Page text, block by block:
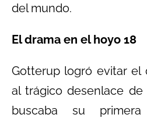
del mundo.
El drama en el hoyo 18
Gotterup logró evitar el
al trágico desenlace de
buscaba su